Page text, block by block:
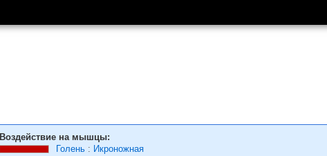
Воздействие на мышцы:
Голень : Икроножная